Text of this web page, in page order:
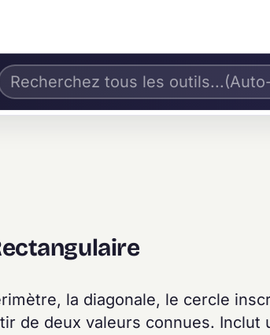
la diagonale, le cercle
de deux valeurs connues.